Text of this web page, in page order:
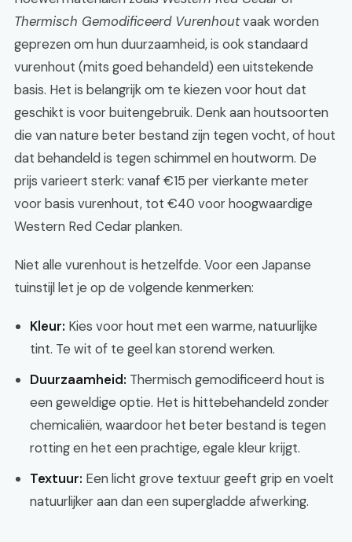
Thermisch Gemodificeerd Vurenhoutvaak worden
geprezen om hun duurzaamheid, is ook standaard
vurenhout (mits goed behandeld) een uitstekende
basis. Het is belangrijk om te kiezen voor hout dat
geschikt is voor buitengebruik. Denk aan houtsoorten
die van nature beter bestand zijn tegen vocht, of hout
dat behandeld is tegen schimmel en houtworm. De
prijs varieert sterk: vanaf €15 per vierkante meter
voor basis vurenhout, tot €40 voor hoogwaardige
Western Red Cedar planken.
Niet alle vurenhout is hetzelfde. Voor een Japanse
tuinstijl let je op de volgende kenmerken:
Kleur: Kies voor hout met een warme, natuurlijke
tint. Te wit of te geel kan storend werken.
Duurzaamheid: Thermisch gemodificeerd hout is
een geweldige optie. Het is hittebehandeld zonder
chemicaliën, waardoor het beter bestand is tegen
rotting en het een prachtige, egale kleur krijgt.
Textuur: Een licht grove textuur geeft grip en voelt
natuurlijker aan dan een supergladde afwerking.